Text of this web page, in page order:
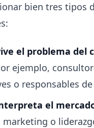
bien tres tipos
el problema del
ejemplo,
o responsables
el
marketing o